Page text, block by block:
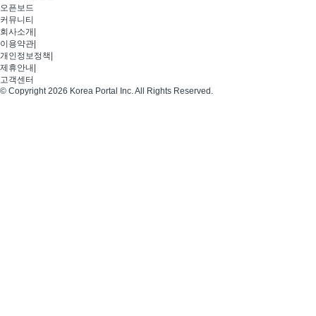
오픈보드
커뮤니티
회사소개
이용약관
개인정보정책
제휴안내
고객센터
© Copyright 2026 Korea Portal Inc. All Rights Reserved.